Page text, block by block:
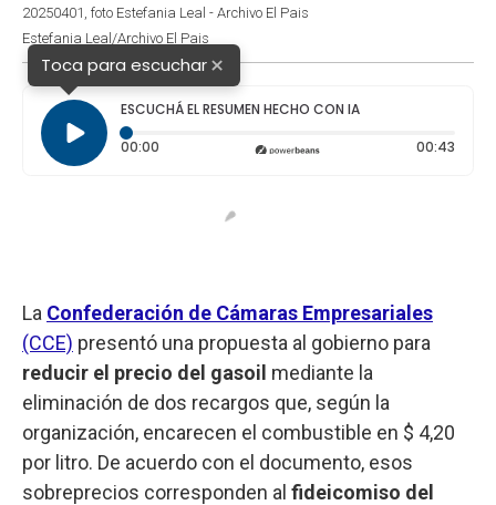
20250401, foto Estefania Leal - Archivo El Pais
Estefania Leal/Archivo El Pais
Toca para escuchar×
ESCUCHÁ EL RESUMEN HECHO CON IA
00:00 Tiempo transcurrido: 0 segundos 00:43
La Confederación de Cámaras Empresariales
(CCE) presentó una propuesta al gobierno para
reducir el precio del gasoil mediante la
eliminación de dos recargos que, según la
organización, encarecen el combustible en $ 4,20
por litro. De acuerdo con el documento, esos
sobreprecios corresponden al fideicomiso del